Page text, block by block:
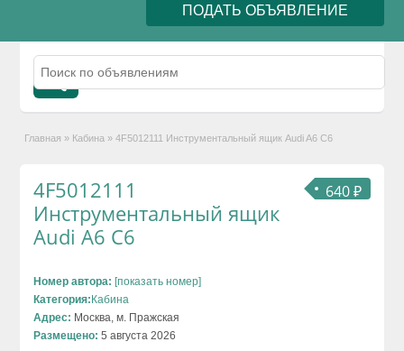
ПОДАТЬ ОБЪЯВЛЕНИЕ
Главная » Кабина » 4F5012111 Инструментальный ящик Audi A6 C6
640 ₽
4F5012111
Инструментальный ящик
Audi A6 C6
Номер автора: [показать номер]
Категория: Кабина
Адрес: Москва, м. Пражская
Размещено: 5 августа 2026